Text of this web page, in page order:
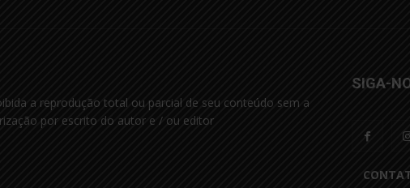
a reprodução total ou parcial de seu conteúdo sem a
por escrito do autor e / ou editor
SIGA-